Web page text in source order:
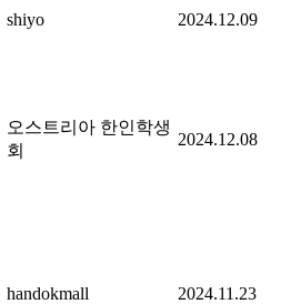
shiyo 2024.12.09
오스트리아 한인학생
회
2024.12.08
handokmall 2024.11.23